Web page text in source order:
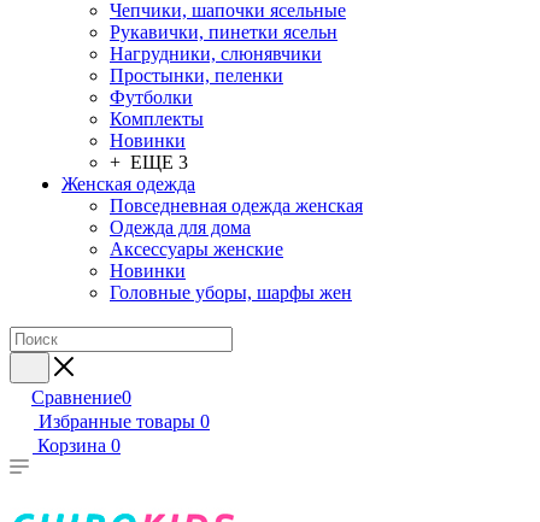
Чепчики, шапочки ясельные
Рукавички, пинетки ясельн
Нагрудники, слюнявчики
Простынки, пеленки
Футболки
Комплекты
Новинки
+ ЕЩЕ 3
Женская одежда
Повседневная одежда женская
Одежда для дома
Аксессуары женские
Новинки
Головные уборы, шарфы жен
Сравнение0
Избранные товары 0
Корзина 0